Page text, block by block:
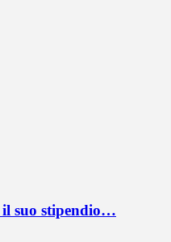
il suo stipendio…